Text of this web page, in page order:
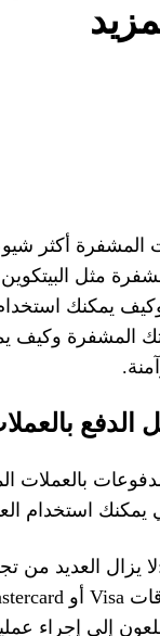
مثل
يمكنك
الدفع
يمكنك استخدام
يزال العديد من